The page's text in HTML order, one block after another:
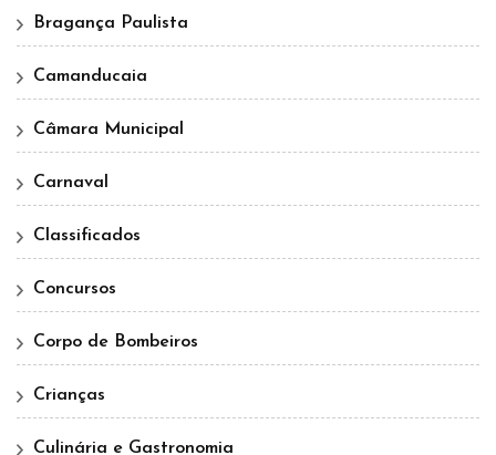
Bragança Paulista
Camanducaia
Câmara Municipal
Carnaval
Classificados
Concursos
Corpo de Bombeiros
Crianças
Culinária e Gastronomia